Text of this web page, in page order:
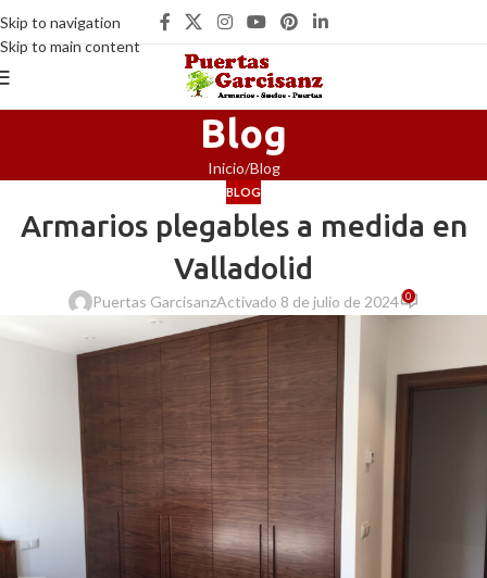
Skip to navigation
Skip to main content
Blog
Inicio Blog
BLOG
Armarios plegables a medida en
Valladolid
Puertas GarcisanzActivado 8 de julio de 2024 0